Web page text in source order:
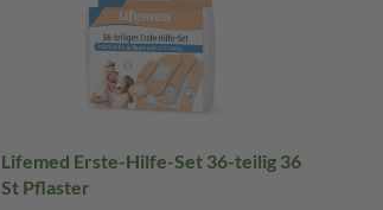
Lifemed Erste-Hilfe-Set 36-teilig 36
St Pflaster